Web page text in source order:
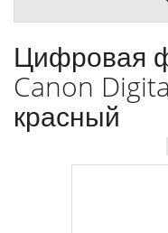
Цифровая
Canon
красный